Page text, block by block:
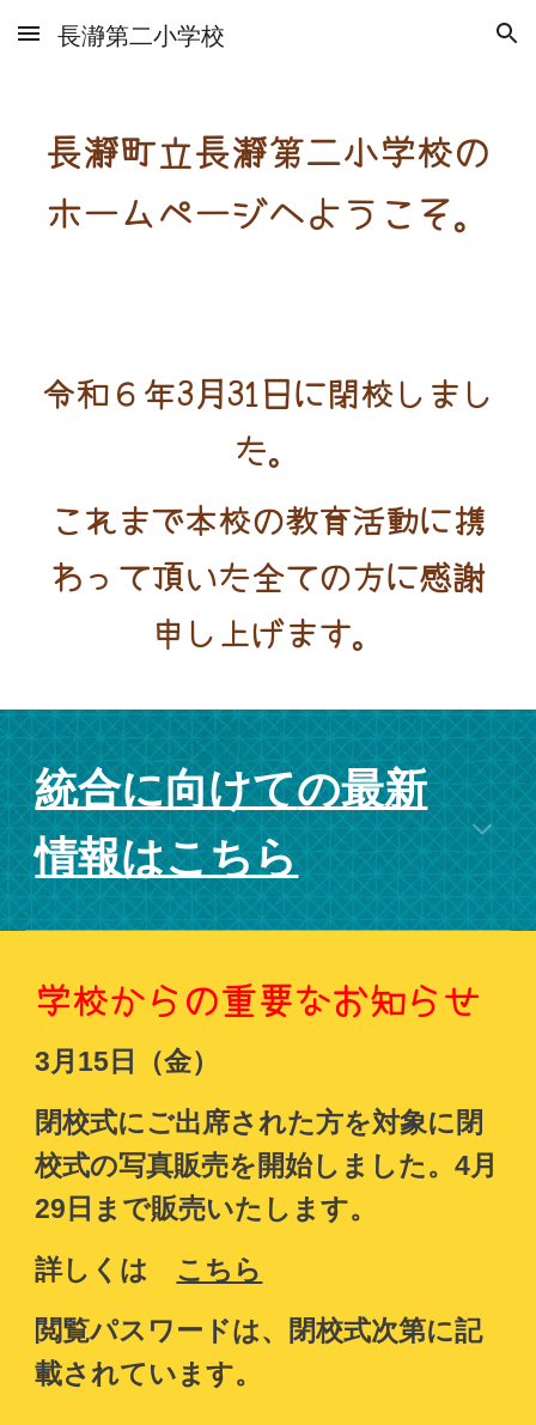
Skip to main content Skip to navigation
長瀞第二小学校
長瀞町立長瀞第二小学校の
ホームページへようこそ。
令和６年3月31日に閉校しまし
た。
これまで本校の教育活動に携
わって頂いた全ての方に感謝
申し上げます。
統合に向けての最新
情報はこちら
学校からの重要なお知らせ
3月15日（金）
閉校式にご出席された方を対象に閉
校式の写真販売を開始しました。4月
29日まで販売いたします。
詳しくは こちら
閲覧パスワードは、閉校式次第に記
載されています。